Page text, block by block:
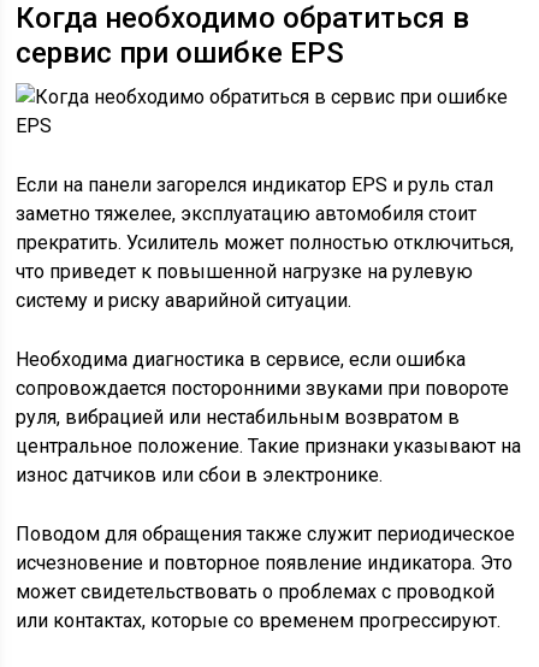
Когда необходимо обратиться в
сервис при ошибке EPS
Если на панели загорелся индикатор EPS и руль стал
заметно тяжелее, эксплуатацию автомобиля стоит
прекратить. Усилитель может полностью отключиться,
что приведет к повышенной нагрузке на рулевую
систему и риску аварийной ситуации.
Необходима диагностика в сервисе, если ошибка
сопровождается посторонними звуками при повороте
руля, вибрацией или нестабильным возвратом в
центральное положение. Такие признаки указывают на
износ датчиков или сбои в электронике.
Поводом для обращения также служит периодическое
исчезновение и повторное появление индикатора. Это
может свидетельствовать о проблемах с проводкой
или контактах, которые со временем прогрессируют.